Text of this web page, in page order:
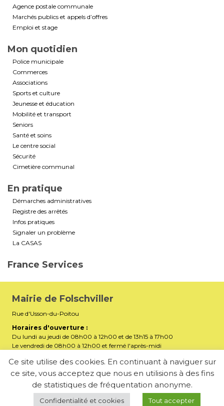
Agence postale communale
Marchés publics et appels d’offres
Emploi et stage
Mon quotidien
Police municipale
Commerces
Associations
Sports et culture
Jeunesse et éducation
Mobilité et transport
Seniors
Santé et soins
Le centre social
Sécurité
Cimetière communal
En pratique
Démarches administratives
Registre des arrêtés
Infos pratiques
Signaler un problème
La CASAS
France Services
Mairie de Folschviller
Rue d'Usson-du-Poitou
Horaires d'ouverture :
Du lundi au jeudi de 08h00 à 12h00 et de 13h15 à 17h00
Le vendredi de 08h00 à 12h00 et fermé l'après-midi
Téléphone :03 87 29 32 90
E-mail : mairiefolschviller57730@gmail.com
Membre de la Communauté d’Agglomération Saint-Avold
Synergie
Ce site utilise des cookies. En continuant à naviguer sur
ce site, vous acceptez que nous en utilisions à des fins
de statistiques de fréquentation anonyme.
Confidentialité et cookies Tout accepter